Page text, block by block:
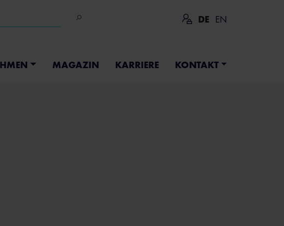
DE EN
MAGAZIN KARRIERE KONTAKT